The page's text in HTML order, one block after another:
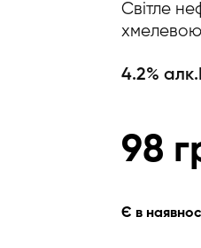
Світле
хмелевою
4.2% алк.
98
Є в